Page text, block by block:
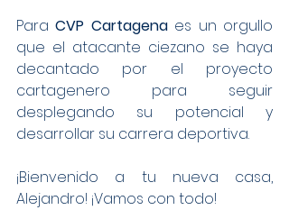
Para CVP Cartagena es un orgullo
que el atacante ciezano se haya
decantado por el proyecto
cartagenero para seguir
desplegando su potencial y
desarrollar su carrera deportiva.
¡Bienvenido a tu nueva casa,
Alejandro! ¡Vamos con todo!